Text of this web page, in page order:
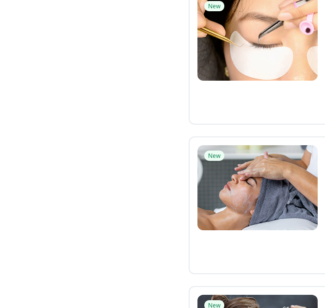
New
New
New